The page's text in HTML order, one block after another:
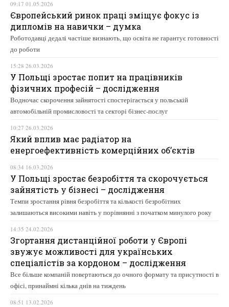
09:17 01.05.2026
Європейський ринок праці зміщує фокус із
дипломів на навички – думка
Роботодавці дедалі частіше визнають, що освіта не гарантує готовності
до роботи
15:28 26.03.2026
У Польщі зростає попит на працівників
фізичних професій – дослідження
Водночас скорочення зайнятості спостерігається у польській
автомобільній промисловості та секторі бізнес-послуг
10:27 26.03.2026
Який вплив має радіатор на
енергоефективність комерційних об’єктів
08:34 16.03.2026
У Польщі зростає безробіття та скорочується
зайнятість у бізнесі – дослідження
Темпи зростання рівня безробіття та кількості безробітних
залишаються високими навіть у порівнянні з початком минулого року
14:35 24.02.2026
Згортання дистанційної роботи у Європі
звужує можливості для українських
спеціалістів за кордоном – дослідження
Все більше компаній повертаються до очного формату та присутності в
офісі, принаймні кілька днів на тиждень
08:51 13.02.2026